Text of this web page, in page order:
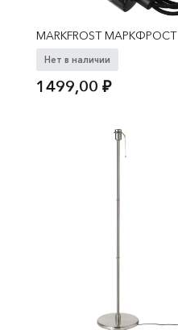
MARKFROST МАРКФРОСТ
Нет в наличии
1499,00₽